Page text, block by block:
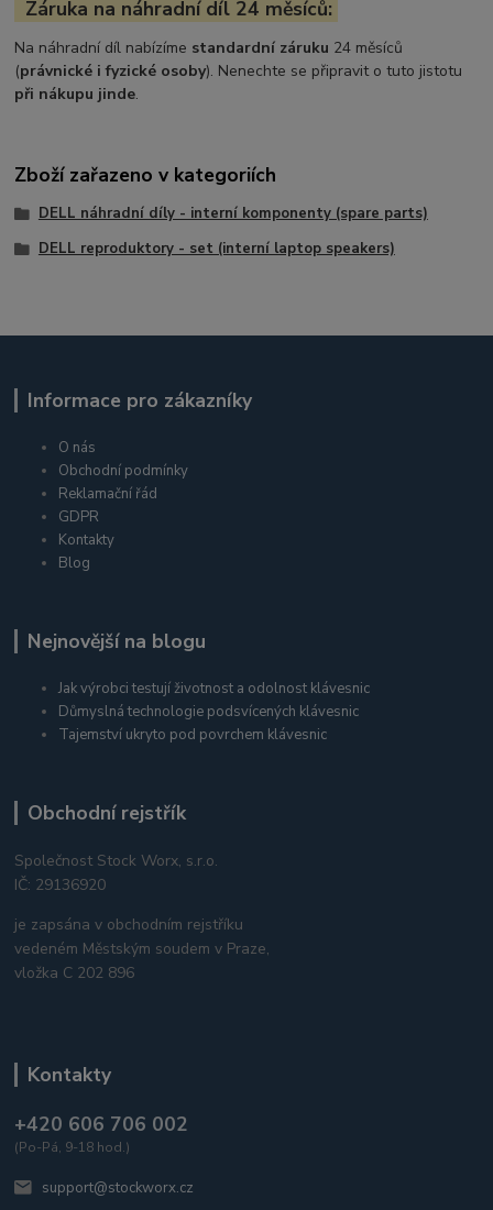
Záruka na náhradní díl 24 měsíců:
Na náhradní díl nabízíme standardní záruku 24 měsíců
(právnické i fyzické osoby). Nenechte se připravit o tuto jistotu
při nákupu jinde.
Zboží zařazeno v kategoriích
DELL náhradní díly - interní komponenty (spare parts)
DELL reproduktory - set (interní laptop speakers)
Informace pro zákazníky
O nás
Obchodní podmínky
Reklamační řád
GDPR
Kontakty
Blog
Nejnovější na blogu
Jak výrobci testují životnost a odolnost klávesnic
Důmyslná technologie podsvícených klávesnic
Tajemství ukryto pod povrchem klávesnic
Obchodní rejstřík
Společnost Stock Worx, s.r.o.
IČ: 29136920
je zapsána v obchodním rejstříku
vedeném Městským soudem v Praze,
vložka C 202 896
Kontakty
+420 606 706 002
(Po-Pá, 9-18 hod.)
support@stockworx.cz